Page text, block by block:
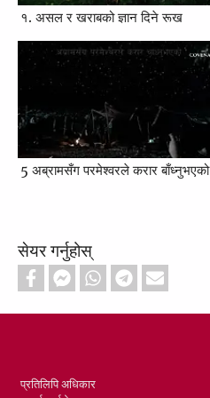
१. असल र खराबको ज्ञान दिने रूख
5 अब्रामसँग परमेश्‍वरले करार बाँध्‍नुभएको
सेयर गर्नुहोस्
Footer
प्रतिलिपि अधिकार